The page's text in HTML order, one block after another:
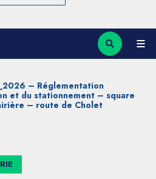
– Réglementation
et du stationnement – square
– route de Cholet